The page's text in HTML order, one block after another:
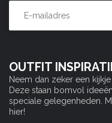
OUTFIT
Neem dan zeker een
Deze staan bomvol
speciale gelegenheden.
hier!